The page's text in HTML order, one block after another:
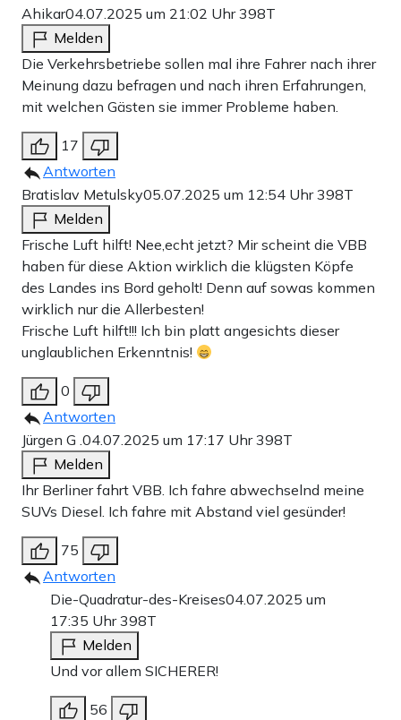
Ahikar04.07.2025 um 21:02 Uhr398T
Melden
Die Verkehrsbetriebe sollen mal ihre Fahrer nach ihrer
Meinung dazu befragen und nach ihren Erfahrungen,
mit welchen Gästen sie immer Probleme haben.
17
Antworten
Bratislav Metulsky05.07.2025 um 12:54 Uhr398T
Melden
Frische Luft hilft! Nee,echt jetzt? Mir scheint die VBB
haben für diese Aktion wirklich die klügsten Köpfe
des Landes ins Bord geholt! Denn auf sowas kommen
wirklich nur die Allerbesten!
Frische Luft hilft!!! Ich bin platt angesichts dieser
unglaublichen Erkenntnis!
0
Antworten
Jürgen G .04.07.2025 um 17:17 Uhr398T
Melden
Ihr Berliner fahrt VBB. Ich fahre abwechselnd meine
SUVs Diesel. Ich fahre mit Abstand viel gesünder!
75
Antworten
Die-Quadratur-des-Kreises04.07.2025 um
17:35 Uhr398T
Melden
Und vor allem SICHERER!
56